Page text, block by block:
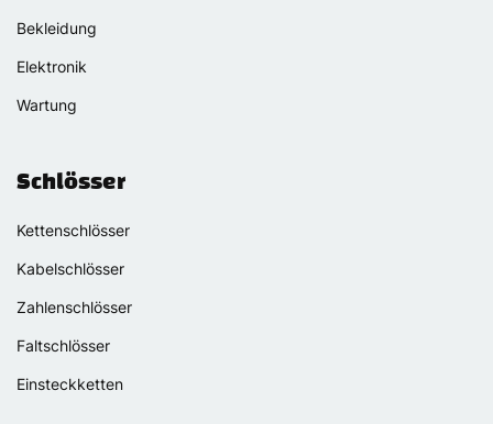
Bekleidung
Elektronik
Wartung
Schlösser
Kettenschlösser
Kabelschlösser
Zahlenschlösser
Faltschlösser
Einsteckketten